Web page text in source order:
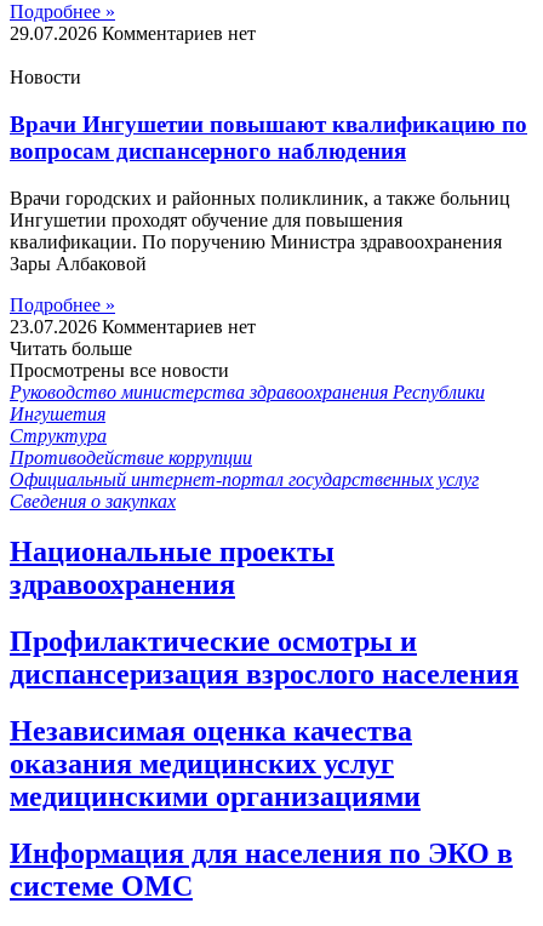
Подробнее »
29.07.2026 Комментариев нет
Новости
Врачи Ингушетии повышают квалификацию по
вопросам диспансерного наблюдения
Врачи городских и районных поликлиник, а также больниц
Ингушетии проходят обучение для повышения
квалификации. По поручению Министра здравоохранения
Зары Албаковой
Подробнее »
23.07.2026 Комментариев нет
Читать больше
Просмотрены все новости
Руководство министерства здравоохранения Республики
Ингушетия
Структура
Противодействие коррупции
Официальный интернет-портал государственных услуг
Сведения о закупках
Национальные проекты
здравоохранения
Профилактические осмотры и
диспансеризация взрослого населения
Независимая оценка качества
оказания медицинских услуг
медицинскими организациями
Информация для населения по ЭКО в
системе ОМС